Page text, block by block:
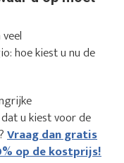
hoe kiest u nu de
u kiest voor de
Vraag dan gratis
op de kostprijs!